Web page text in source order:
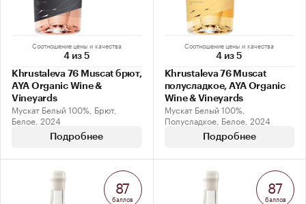
Соотношение цены и качества
4 из 5
Khrustaleva 76 Muscat брют,
AYA Organic Wine &
Vineyards
Мускат Белый 100%, Брют,
Белое, 2024
Подробнее
Соотношение цены и качества
4 из 5
Khrustaleva 76 Muscat
полусладкое, AYA Organic
Wine & Vineyards
Мускат Белый 100%,
Полусладкое, Белое, 2024
Подробнее
87
баллов
87
баллов